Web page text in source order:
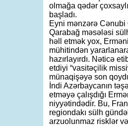
olmağa qədər
başladı.
Eyni mənzərə Cənubi
Qarabağ məsələsi
həll etmək yox,
mühitindən
hazırlayırdı. Nəticə
etdiyi “vasitəçilik
münaqişəyə son
İndi Azərbaycanın
etməyə çalışdığı
niyyətindədir. Bu,
regiondakı sülh
arzuolunmaz risklər